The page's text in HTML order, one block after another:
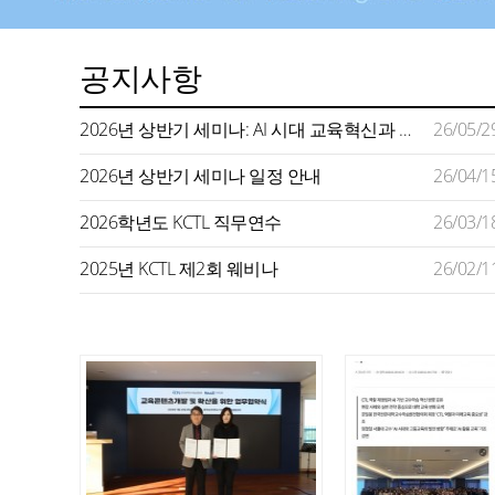
공지사항
2026년 상반기 세미나: AI 시대 교육혁신과 미래형 교수학습 지원
26/05/
2026년 상반기 세미나 일정 안내
26/04/
2026학년도 KCTL 직무연수
26/03/
2025년 KCTL 제2회 웨비나
26/02/